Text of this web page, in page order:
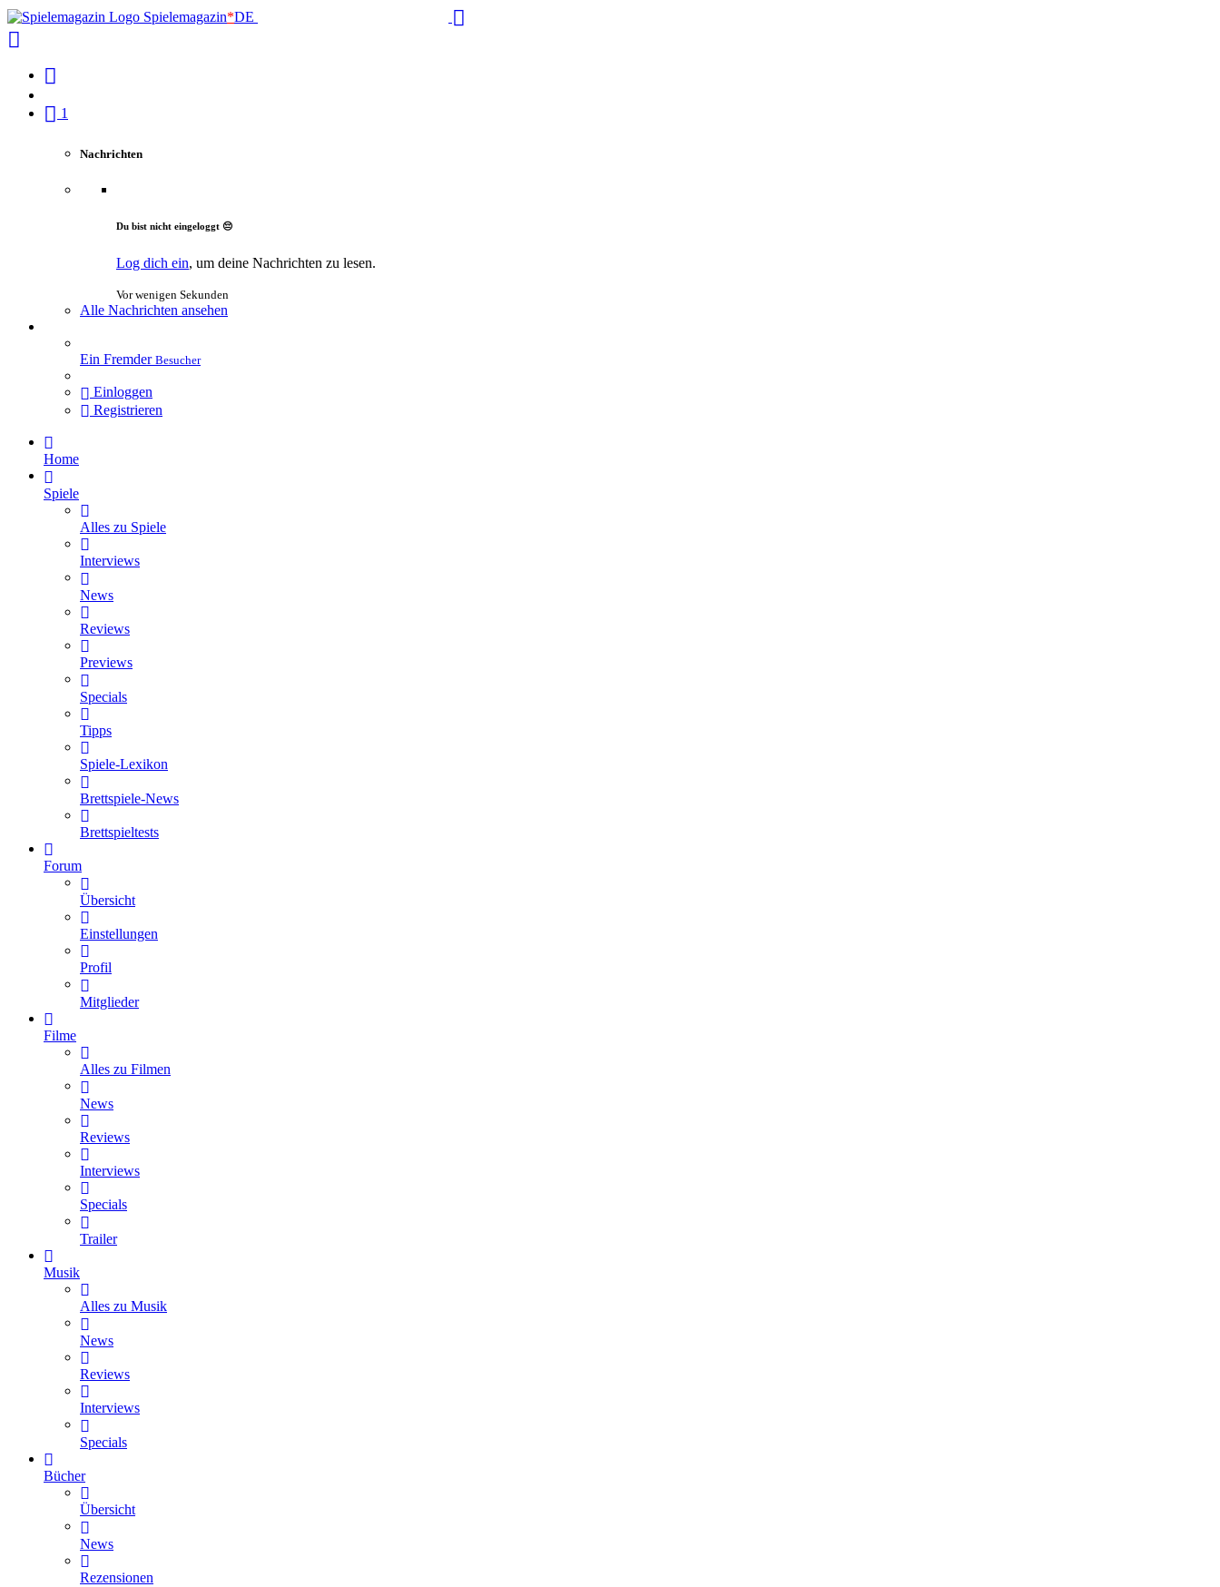
Spielemagazin*DE
1
Nachrichten
Du bist nicht eingeloggt 😔
Log dich ein, um deine Nachrichten zu lesen.
Vor wenigen Sekunden
Alle Nachrichten ansehen
Ein Fremder Besucher
Einloggen
Registrieren
Home
Spiele
Alles zu Spiele
Interviews
News
Reviews
Previews
Specials
Tipps
Spiele-Lexikon
Brettspiele-News
Brettspieltests
Forum
Übersicht
Einstellungen
Profil
Mitglieder
Filme
Alles zu Filmen
News
Reviews
Interviews
Specials
Trailer
Musik
Alles zu Musik
News
Reviews
Interviews
Specials
Bücher
Übersicht
News
Rezensionen